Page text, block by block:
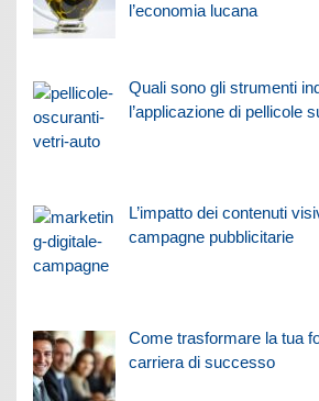
l’economia lucana
Quali sono gli strumenti
l’applicazione di pellicole
L’impatto dei contenuti
campagne pubblicitarie
Come trasformare la tua
carriera di successo